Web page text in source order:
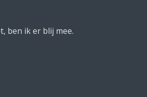
ik er blij mee.